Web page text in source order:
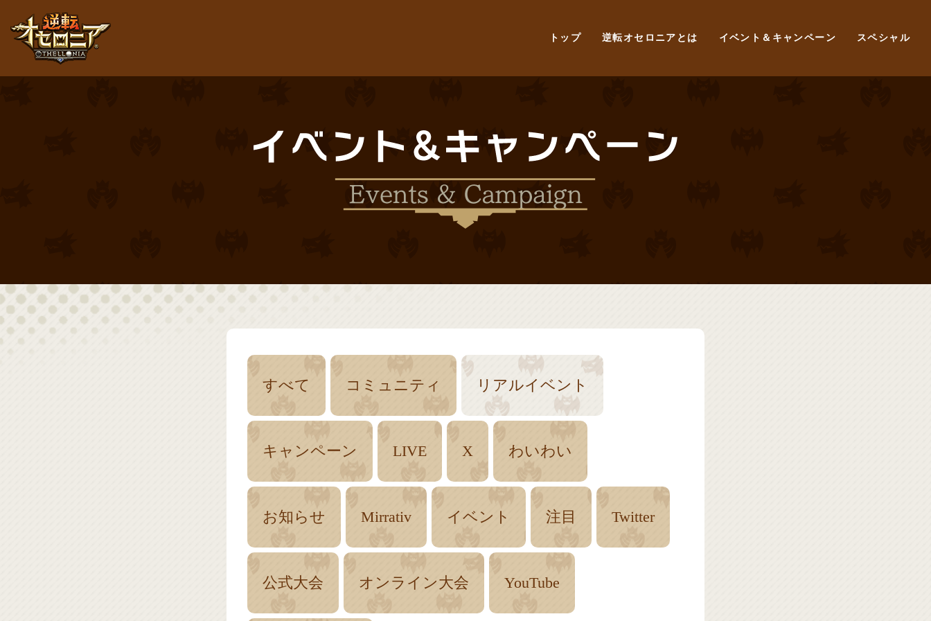
トップ 逆転オセロニアとは イベント＆キャンペーン スペシャル
すべて コミュニティ リアルイベント
キャンペーン LIVE X わいわい
お知らせ Mirrativ イベント 注目 Twitter
公式大会 オンライン大会 YouTube